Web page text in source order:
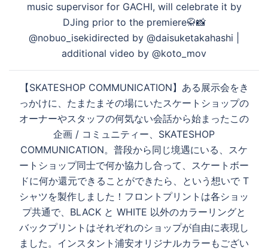
す
る
ン
music supervisor for GACHI, will celebrate it by
DJing prior to the premiere🥋📸
@nobuo_isekidirected by @daisuketakahashi |
additional video by @koto_mov
【SKATESHOP COMMUNICATION】ある展示会をき
っかけに、たまたまその場にいたスケートショップの
オーナーやスタッフの何気ない会話から始まったこの
企画 / コミュニティー、SKATESHOP
COMMUNICATION。普段から同じ境遇にいる、スケ
ートショップ同士で何か協力し合って、スケートボー
ドに何か還元できることができたら、という想いで T
シャツを製作しました！フロントプリントは各ショッ
プ共通で、BLACK と WHITE 以外のカラーリングと
バックプリントはそれぞれのショップが自由に表現し
ました。インスタント浦安オリジナルカラーもござい